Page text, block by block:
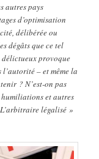
autres pays
d’optimisation
délibérée ou
dégâts que ce tel
provoque
– et même la
? N’est-on pas
et autres
légalisé »